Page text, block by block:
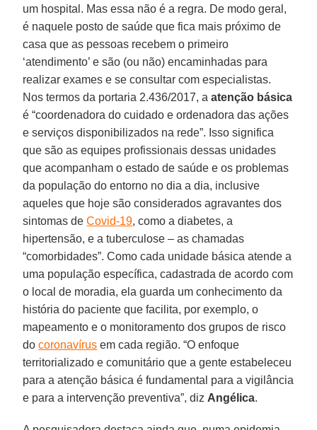
um hospital. Mas essa não é a regra. De modo geral,
é naquele posto de saúde que fica mais próximo de
casa que as pessoas recebem o primeiro
‘atendimento’ e são (ou não) encaminhadas para
realizar exames e se consultar com especialistas.
Nos termos da portaria 2.436/2017, aatenção básica
é “coordenadora do cuidado e ordenadora das ações
e serviços disponibilizados na rede”. Isso significa
que são as equipes profissionais dessas unidades
que acompanham o estado de saúde e os problemas
da população do entorno no dia a dia, inclusive
aqueles que hoje são considerados agravantes dos
sintomas deCovid-19, como a diabetes, a
hipertensão, e a tuberculose – as chamadas
“comorbidades”. Como cada unidade básica atende a
uma população específica, cadastrada de acordo com
o local de moradia, ela guarda um conhecimento da
história do paciente que facilita, por exemplo, o
mapeamento e o monitoramento dos grupos de risco
docoronavírus em cada região. “O enfoque
territorializado e comunitário que a gente estabeleceu
para a atenção básica é fundamental para a vigilância
e para a intervenção preventiva”, diz Angélica.